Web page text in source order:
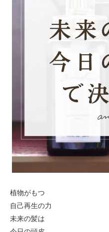
植物がもつ
自己再生の力
未来の髪は